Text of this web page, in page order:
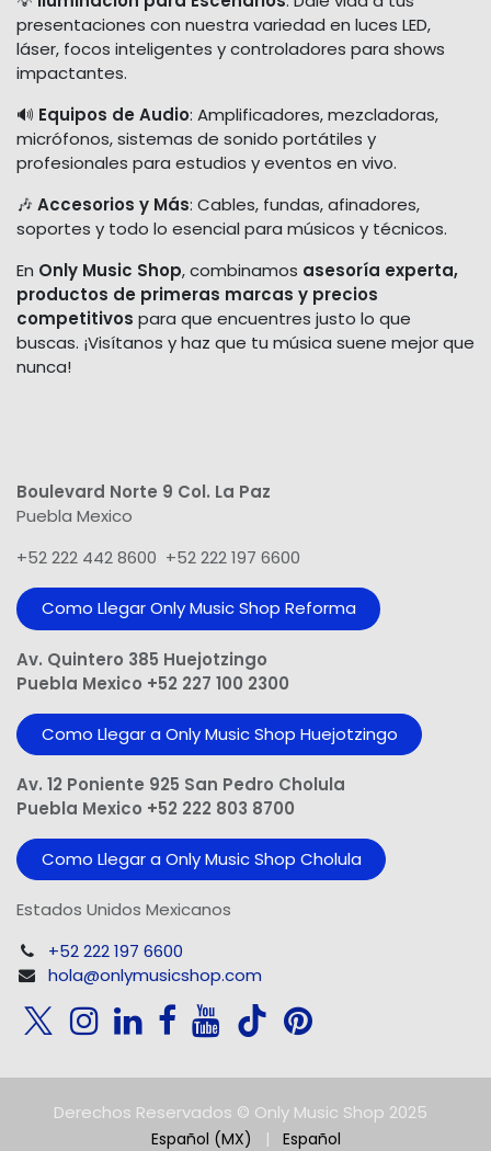
presentaciones con nuestra variedad en luces LED,
láser, focos inteligentes y controladores para shows
impactantes.
🔊 Equipos de Audio: Amplificadores, mezcladoras,
micrófonos, sistemas de sonido portátiles y
profesionales para estudios y eventos en vivo.
🎶 Accesorios y Más: Cables, fundas, afinadores,
soportes y todo lo esencial para músicos y técnicos.
En Only Music Shop, combinamos asesoría experta,
productos de primeras marcas y precios
competitivos para que encuentres justo lo que
buscas. ¡Visítanos y haz que tu música suene mejor que
nunca!
Boulevard Norte 9 Col. La Paz
Puebla Mexico
+52 222 442 8600 +52 222 197 6600
Como Llegar Only Music Shop​ Reforma
Av. Quintero 385 Huejotzingo
Puebla Mexico +52 227 100 2300
Como Llegar a Only Music Shop Huejotzingo
Av. 12 Poniente 925 San Pedro Cholula
Puebla Mexico +52 222 803 8700
Como Llegar a Only Music Shop Cholula
Estados Unidos Mexicanos
+52 222 197 6600
hola@onlymusicshop.com
Derechos Reservados © Only Music Shop 2025
Español (MX) | Español